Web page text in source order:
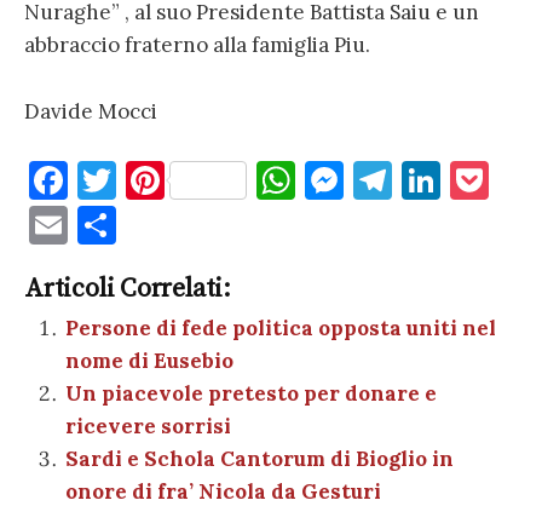
Nuraghe” , al suo Presidente Battista Saiu e un
abbraccio fraterno alla famiglia Piu.
Davide Mocci
F
a
c
e
b
o
o
k
T
te
r
Pi
es
t
W
A
p
M
g
er
T
a
Li
dI et
E
m
ai
l
n
di
vi
di
Articoli Correlati:
Persone di fede politica opposta uniti nel
nome di Eusebio
Un piacevole pretesto per donare e
ricevere sorrisi
Sardi e Schola Cantorum di Bioglio in
onore di fra’ Nicola da Gesturi